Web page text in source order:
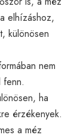
elhízáshoz,
különösen
nem
fenn.
ha
érzékenyek.
a méz